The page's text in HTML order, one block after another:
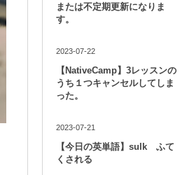
または不定期更新になりま
す。
2023-07-22
【NativeCamp】3レッスンの
うち１つキャンセルしてしま
った。
2023-07-21
【今日の英単語】sulk ふて
くされる